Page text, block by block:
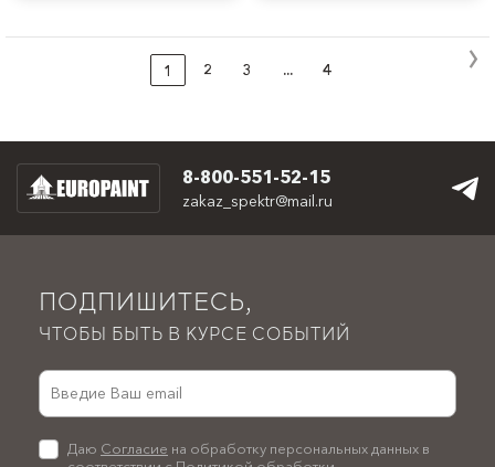
1 2 3 ... 4
8-800-551-52-15
zakaz_spektr@mail.ru
ПОДПИШИТЕСЬ,
ЧТОБЫ БЫТЬ В КУРСЕ СОБЫТИЙ
Даю Согласие на обработку персональных данных в